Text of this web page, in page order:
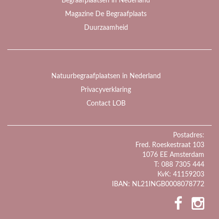
Magazine De Begraafplaats
Duurzaamheid
Natuurbegraafplaatsen in Nederland
Privacyverklaring
Contact LOB
Postadres:
Fred. Roeskestraat 103
1076 EE Amsterdam
T: 088 7305 444
KvK: 41159203
IBAN: NL21INGB0008078772